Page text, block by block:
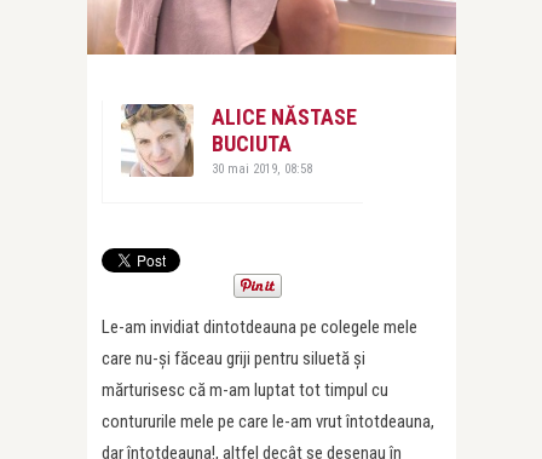
ALICE NĂSTASE
BUCIUTA
30 mai 2019, 08:58
Le-am invidiat dintotdeauna pe colegele mele
care nu-și făceau griji pentru siluetă și
mărturisesc că m-am luptat tot timpul cu
contururile mele pe care le-am vrut întotdeauna,
dar întotdeauna!, altfel decât se desenau în